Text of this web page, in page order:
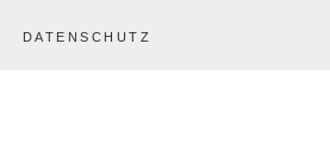
DATENSCHUTZ